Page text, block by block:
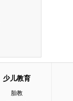
少儿教育
胎教